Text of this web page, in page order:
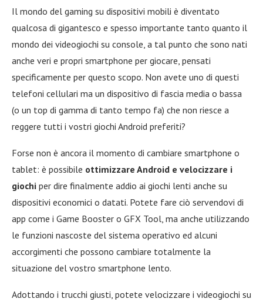
Il mondo del gaming su dispositivi mobili è diventato
qualcosa di gigantesco e spesso importante tanto quanto il
mondo dei videogiochi su console, a tal punto che sono nati
anche veri e propri smartphone per giocare, pensati
specificamente per questo scopo. Non avete uno di questi
telefoni cellulari ma un dispositivo di fascia media o bassa
(o un top di gamma di tanto tempo fa) che non riesce a
reggere tutti i vostri giochi Android preferiti?
Forse non è ancora il momento di cambiare smartphone o
tablet: è possibile ottimizzare Android e velocizzare i
giochi per dire finalmente addio ai giochi lenti anche su
dispositivi economici o datati. Potete fare ciò servendovi di
app come i Game Booster o GFX Tool, ma anche utilizzando
le funzioni nascoste del sistema operativo ed alcuni
accorgimenti che possono cambiare totalmente la
situazione del vostro smartphone lento.
Adottando i trucchi giusti, potete velocizzare i videogiochi su